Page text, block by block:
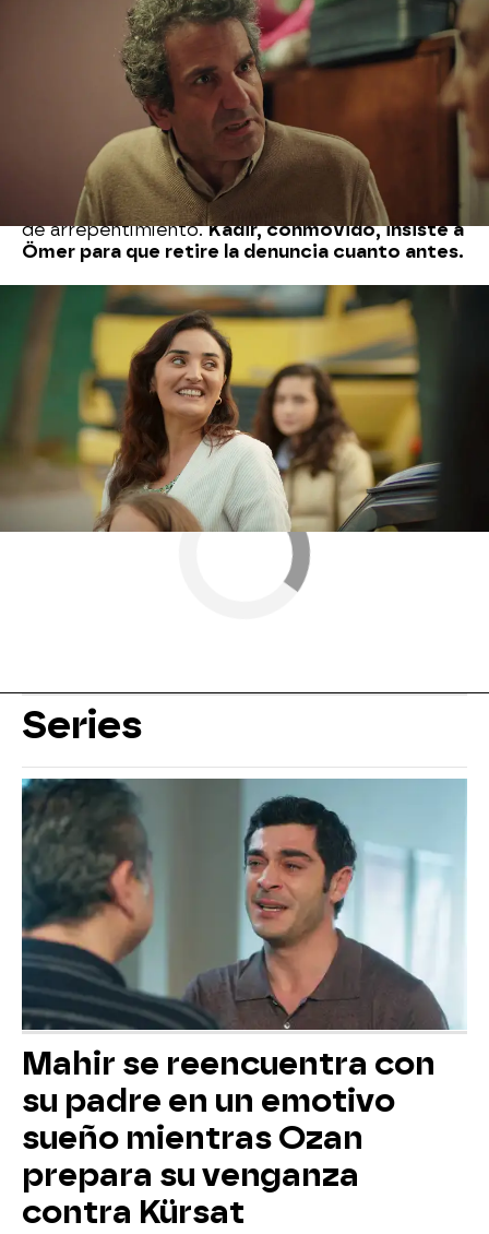
Mientras tanto,Şengül, convencida de que
terminará en prisión, empieza a preparar su
No quiere que su familia la recuerde
como una ladrona, así que idea un plan para
enmendar sus errores, especialmente con Ömer.
Con el dinero que le quedaba,compra un coche
viejo y destartalado para que Orhan y los niños
puedan ir al colegio.Su intención es ponerlo a
nombre de su hijo y su sobrino, como muestra
de arrepentimiento.Kadir, conmovido, insiste a
Ömer para que retire la denuncia cuanto antes.
» Hermanos » Mejores momentos
Series
Mahir se reencuentra con
su padre en un emotivo
sueño mientras Ozan
prepara su venganza
contra Kürsat